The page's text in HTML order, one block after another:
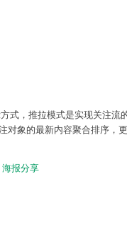
式，推拉模式是实现关注
对象的最新内容聚合排序
海报分享